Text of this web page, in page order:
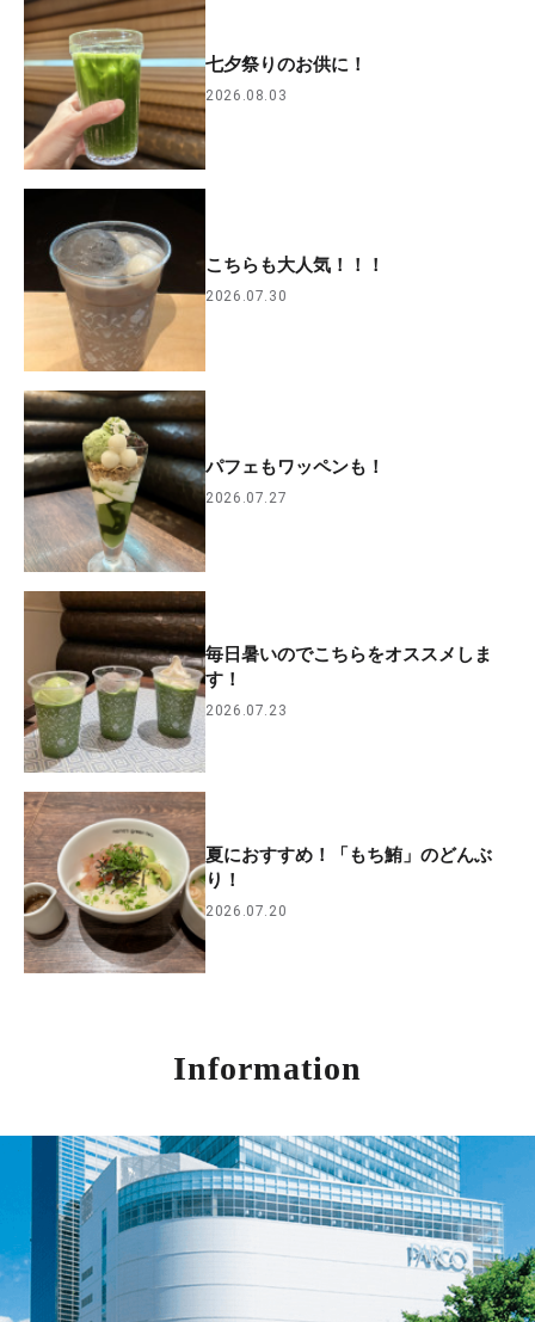
七夕祭りのお供に！
2026.08.03
こちらも大人気！！！
2026.07.30
パフェもワッペンも！
2026.07.27
毎日暑いのでこちらをオススメしま
す！
2026.07.23
夏におすすめ！「もち鮪」のどんぶ
り！
2026.07.20
Information